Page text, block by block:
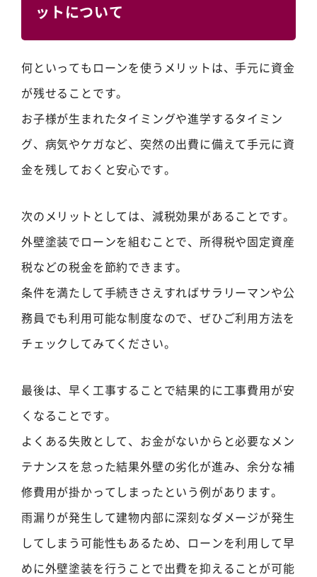
ットについて
何といってもローンを使うメリットは、手元に資金
が残せることです。
お子様が生まれたタイミングや進学するタイミン
グ、病気やケガなど、突然の出費に備えて手元に資
金を残しておくと安心です。
次のメリットとしては、減税効果があることです。
外壁塗装でローンを組むことで、所得税や固定資産
税などの税金を節約できます。
条件を満たして手続きさえすればサラリーマンや公
務員でも利用可能な制度なので、ぜひご利用方法を
チェックしてみてください。
最後は、早く工事することで結果的に工事費用が安
くなることです。
よくある失敗として、お金がないからと必要なメン
テナンスを怠った結果外壁の劣化が進み、余分な補
修費用が掛かってしまったという例があります。
雨漏りが発生して建物内部に深刻なダメージが発生
してしまう可能性もあるため、ローンを利用して早
めに外壁塗装を行うことで出費を抑えることが可能